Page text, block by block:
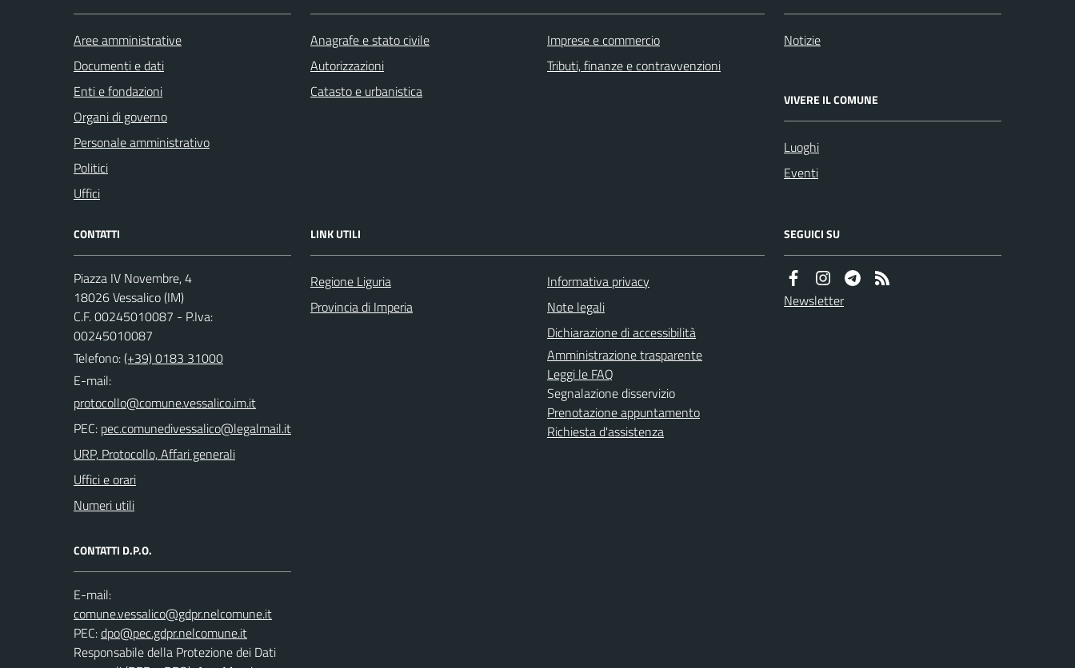
Aree amministrative
Documenti e dati
Enti e fondazioni
Organi di governo
Personale amministrativo
Politici
Uffici
Anagrafe e stato civile
Autorizzazioni
Catasto e urbanistica
Imprese e commercio
Tributi, finanze e contravvenzioni
Notizie
VIVERE IL COMUNE
Luoghi
Eventi
CONTATTI
Piazza IV Novembre, 4
18026 Vessalico (IM)
C.F. 00245010087 - P.Iva:
00245010087
Telefono:(+39) 0183 31000
E-mail:
PEC:
URP, Protocollo, Affari generali
Uffici e orari
Numeri utili
CONTATTI D.P.O.
E-mail:
PEC:
Responsabile della Protezione dei Dati
LINK UTILI
Regione Liguria
Provincia di Imperia
Informativa privacy
Note legali
Dichiarazione di accessibilità
Amministrazione trasparente
Leggi le FAQ
Segnalazione disservizio
Prenotazione appuntamento
Richiesta d'assistenza
SEGUICI SU
Newsletter